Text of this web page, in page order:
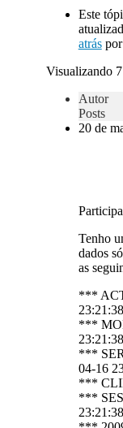
Este
atráspor
Visualizando
Autor
Posts
20 de
Tenho
dados
as
***
***
***
04-16
***
***